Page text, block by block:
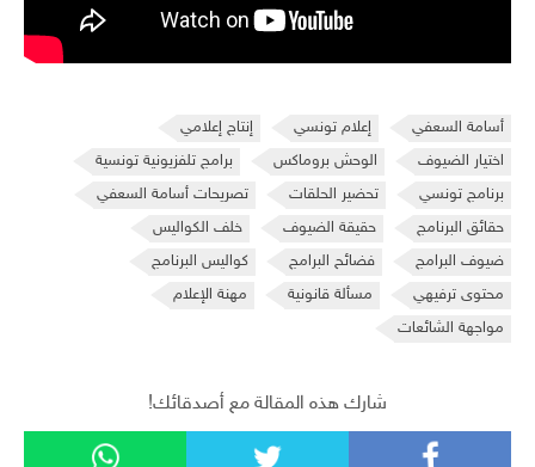
أسامة السعفي إعلام تونسي
إنتاج إعلامي
اختيار الضيوف
الوحش بروماكس
برامج تلفزيونية تونسية
برنامج تونسي
تحضير الحلقات
تصريحات أسامة السعفي
حقائق البرنامج
حقيقة الضيوف
خلف الكواليس
ضيوف البرامج
فضائح البرامج
كواليس البرنامج
محتوى ترفيهي
مسألة قانونية
مهنة الإعلام
مواجهة الشائعات
شارك هذه المقالة مع أصدقائك!